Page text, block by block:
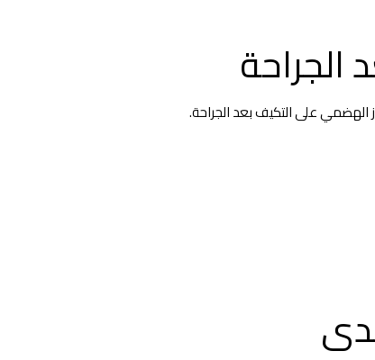
الجراحة
الهضمي على التكيف بعد الجراحة.